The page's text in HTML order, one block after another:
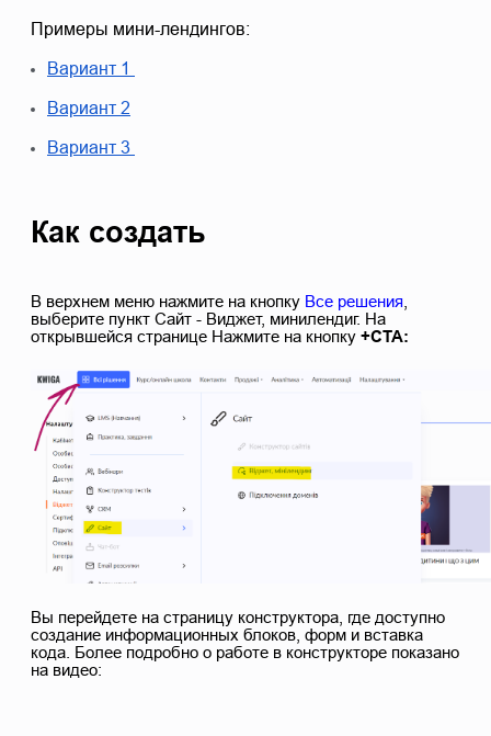
Примеры мини-лендингов:
Вариант 1
Вариант 2
Вариант 3
Как создать
В верхнем меню нажмите на кнопку Все решения
выберите пункт Сайт - Виджет, минилендиг. На
открывшейся странице Нажмите на кнопку +СТА:
Вы перейдете на страницу конструктора, где доступно
создание информационных блоков, форм и вставка
кода. Более подробно о работе в конструкторе показано
на видео: